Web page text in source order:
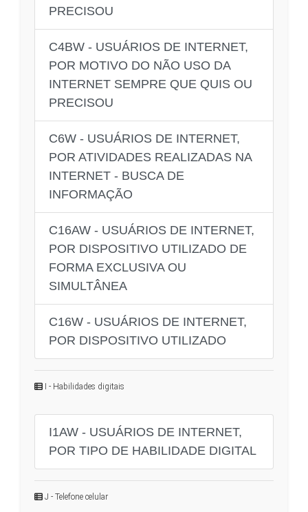
PRECISOU
C4BW - USUÁRIOS DE INTERNET,
POR MOTIVO DO NÃO USO DA
INTERNET SEMPRE QUE QUIS OU
PRECISOU
C6W - USUÁRIOS DE INTERNET,
POR ATIVIDADES REALIZADAS NA
INTERNET - BUSCA DE
INFORMAÇÃO
C16AW - USUÁRIOS DE INTERNET,
POR DISPOSITIVO UTILIZADO DE
FORMA EXCLUSIVA OU
SIMULTÂNEA
C16W - USUÁRIOS DE INTERNET,
POR DISPOSITIVO UTILIZADO
I - Habilidades digitais
I1AW - USUÁRIOS DE INTERNET,
POR TIPO DE HABILIDADE DIGITAL
J - Telefone celular